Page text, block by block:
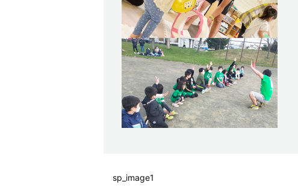
sp_image1